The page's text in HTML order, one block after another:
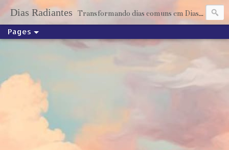
Dias Radiantes Transformando dias comuns em Dias Radiantes através dos livros
Pages